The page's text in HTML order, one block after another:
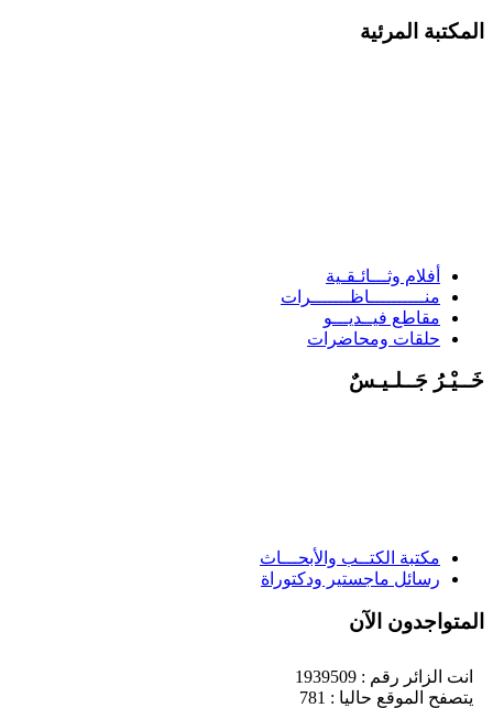
المرئية
أفلام وثـــائـقـية
منــــــــــاظـــــــرات
مقاطع فيــديـــو
حلقات ومحاضرات
جَــلـيـسٌ
مكتبة الكتــب والأبحـــاث
رسائل ماجستير ودكتوراة
الآن
انت الزائر رقم : 1939509
يتصفح الموقع حاليا : 781